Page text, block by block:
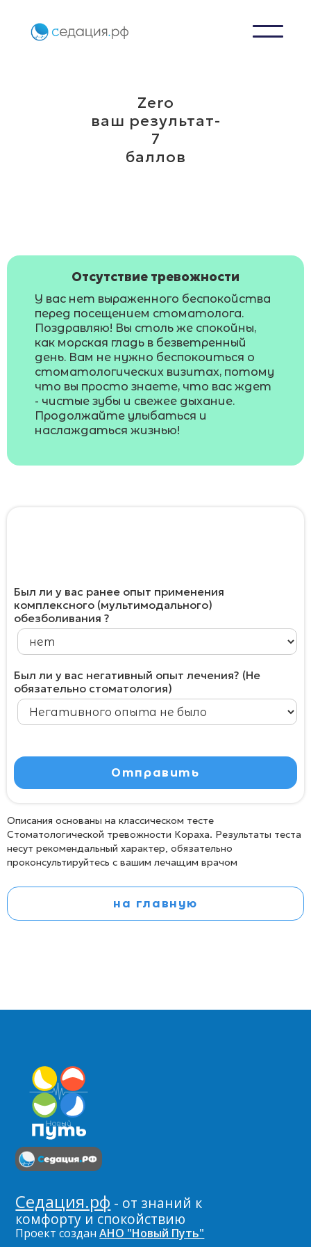
Zero
ваш результат-
7
баллов
Отсутствие тревожности
У вас нет выраженного беспокойства
перед посещением стоматолога.
Поздравляю! Вы столь же спокойны,
как морская гладь в безветренный
день. Вам не нужно беспокоиться о
стоматологических визитах, потому
что вы просто знаете, что вас ждет
- чистые зубы и свежее дыхание.
Продолжайте улыбаться и
наслаждаться жизнью!
Был ли у вас ранее опыт применения
комплексного (мультимодального)
обезболивания ?
Был ли у вас негативный опыт лечения? (Не
обязательно стоматология)
Описания основаны на классическом тесте
Стоматологической тревожности Кораха. Результаты теста
несут рекомендальный характер, обязательно
проконсультируйтесь с вашим лечащим врачом
на главную
Седация.рф - от знаний к
комфорту и спокойствию
Проект созданАНО "Новый Путь"